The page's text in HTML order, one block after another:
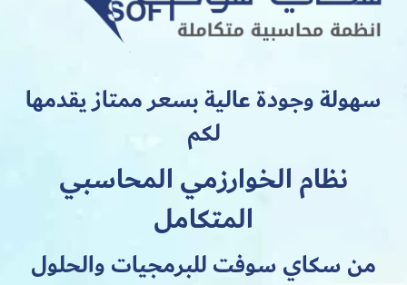
سهولة وجودة عالية بسعر ممتاز يقدمها
لكم
نظام الخوارزمي المحاسبي
المتكامل
من سكاي سوفت للبرمجيات والحلول